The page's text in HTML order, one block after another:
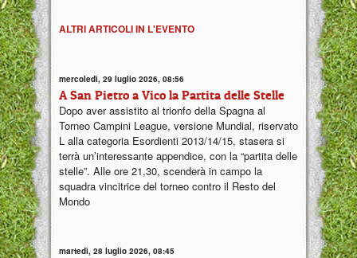
ALTRI ARTICOLI IN L'EVENTO
mercoledì, 29 luglio 2026, 08:56
A San Pietro a Vico la Partita delle Stelle
Dopo aver assistito al trionfo della Spagna al
Torneo Campini League, versione Mundial, riservato
L alla categoria Esordienti 2013/14/15, stasera si
terrà un’interessante appendice, con la “partita delle
stelle”. Alle ore 21,30, scenderà in campo la
squadra vincitrice del torneo contro il Resto del
Mondo
martedì, 28 luglio 2026, 08:45